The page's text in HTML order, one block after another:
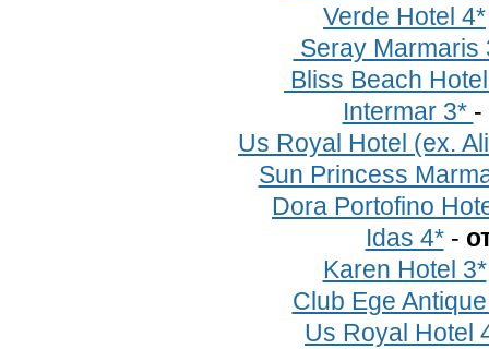
Verde Hotel 4*
Seray
Bliss Beach
Intermar 3* -
Us Royal Hotel (ex.
Sun Princess
Dora Portofino
Idas 4*-
Karen Hotel 3*
Club Ege
Us Royal Hotel